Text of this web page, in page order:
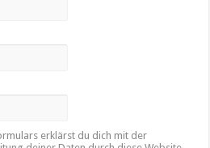
erklärst du dich mit der